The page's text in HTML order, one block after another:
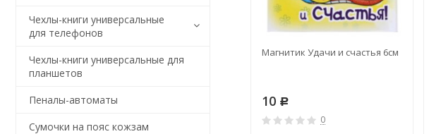
Магнитик Удачи и счастья 6см
10 Р
0
Чехлы-книги универсальные
для телефонов
Чехлы-книги универсальные для
планшетов
Пеналы-автоматы
Сумочки на пояс кожзам